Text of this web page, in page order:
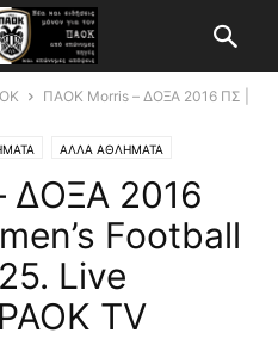
ΠΑΟΚ Morris – ΔΟΞΑ 2016 ΠΣ |
ΑΛΛΑ ΑΘΛΗΜΑΤΑ
ΔΟΞΑ 2016
Football
Live
TV